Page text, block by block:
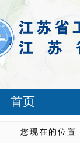
首页
您现在的位置